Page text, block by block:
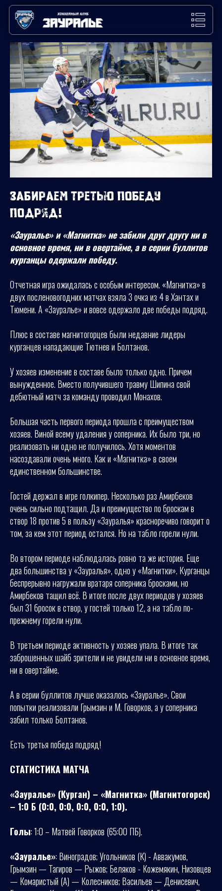
Забираем третью победу
подряд!
«Зауралье» и «Магнитка» не забили друг другу ни в
основное время, ни в овертайме, а в серии буллитов
курганцы одержали победу.
Отчетная игра ожидалась с особым интересом. «Магнитка» в
двух посленовогодних матчах взяла 3 очка из 4 в Хантах и
Тюмени. А «Зауралье» и вовсе одержало две победы подряд.
Плюс в составе магнитогорцев были недавние лидеры
курганцев нападающие Тютнев и Болтанов.
У хозяев изменение в составе было только одно. Причем
вынужденное. Вместо получившего травму Шипина свой
дебютный матч за команду проводил Монахов.
Большая часть первого периода прошла с преимуществом
хозяев. Виной всему удаления у соперника. Их было три, но
реализовать ни одно не получилось. Хотя моментов
насоздавали очень много. Как и «Магнитка» в своем
единственном большинстве.
Гостей держал в игре голкипер. Несколько раз Амирбеков
очень сильно подтащил. Да и преимущество по броскам в
створ 18 против 5 в пользу «Зауралья» красноречиво говорит о
том, за кем этот период остался. Но на табло горели нули.
Во втором периоде наблюдалась ровно та же история. Еще
два большинства у «Зауралья», одно у «Магнитки». Курганцы
беспрерывно нагружали вратаря соперника бросками, но
Амирбеков тащил всё. В итоге после двух периодов у хозяев
был 31 бросок в створ, у гостей только 12, а на табло по-
прежнему горели нули.
В третьем периоде активность у хозяев упала. В итоге так
заброшенных шайб зрители и не увидели ни в основное время,
ни в овертайме.
А в серии буллитов лучше оказалось «Зауралье». Свои
попытки реализовали Грымзин и М. Говорков, а у соперника
забил только Болтанов.
Есть третья победа подряд!
СТАТИСТИКА МАТЧА
«Зауралье» (Курган) – «Магнитка» (Магнитогорск)
– 1:0 Б (0:0, 0:0, 0:0, 0:0, 1:0).
Голы: 1:0 – Матвей Говорков (65:00 ПБ).
«Зауралье»: Виноградов; Угольников (К) - Аввакумов,
Грымзин — Тагиров — Рыжов; Беляков - Кожемякин, Низовцев
— Комаристый (А) — Колесников; Васильев — Денисевич,